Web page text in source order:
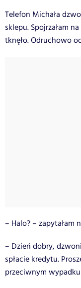
Telefon Michała
sklepu. Spojrzałam
tknęło. Odruchowo
– Halo? – zapytałam
– Dzień dobry,
spłacie kredytu.
przeciwnym